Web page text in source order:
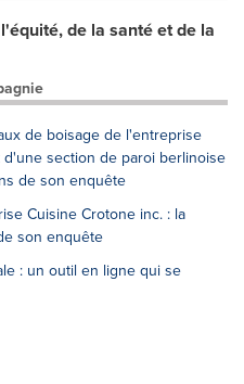
de la santé et de la
de boisage de l'entreprise
section de paroi berlinoise
de son enquête
Cuisine Crotone inc. : la
son enquête
: un outil en ligne qui se